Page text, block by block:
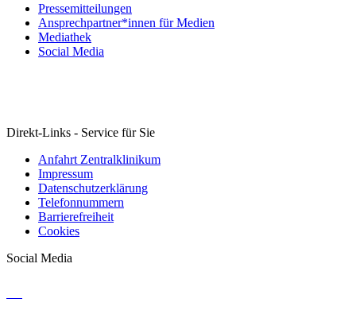
Pressemitteilungen
Ansprechpartner*innen für Medien
Mediathek
Social Media
Direkt-Links - Service für Sie
Anfahrt Zentralklinikum
Impressum
Datenschutzerklärung
Telefonnummern
Barrierefreiheit
Cookies
Social Media